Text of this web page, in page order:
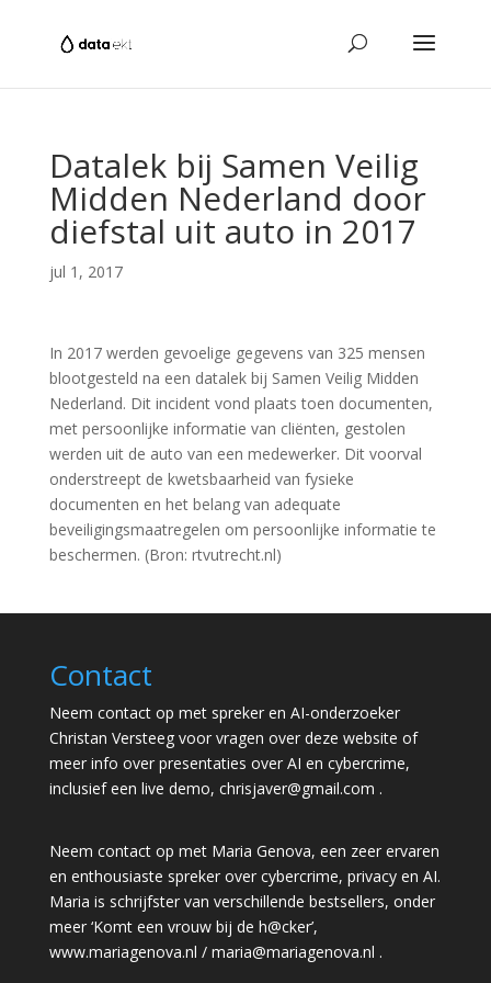
Datalek bij Samen Veilig
Midden Nederland door
diefstal uit auto in 2017
jul 1, 2017
In 2017 werden gevoelige gegevens van 325 mensen
blootgesteld na een datalek bij Samen Veilig Midden
Nederland. Dit incident vond plaats toen documenten,
met persoonlijke informatie van cliënten, gestolen
werden uit de auto van een medewerker. Dit voorval
onderstreept de kwetsbaarheid van fysieke
documenten en het belang van adequate
beveiligingsmaatregelen om persoonlijke informatie te
beschermen. (Bron: rtvutrecht.nl)
Contact
Neem contact op met spreker en AI-onderzoeker
Christan Versteeg voor vragen over deze website of
meer info over presentaties over AI en cybercrime,
inclusief een live demo, chrisjaver@gmail.com .
Neem contact op met Maria Genova, een zeer ervaren
en enthousiaste spreker over cybercrime, privacy en AI.
Maria is schrijfster van verschillende bestsellers, onder
meer ‘Komt een vrouw bij de h@cker’,
www.mariagenova.nl / maria@mariagenova.nl .